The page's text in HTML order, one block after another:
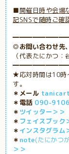
■開催日時や会場
記SNSで随時ご確
◎お問い合わせ先
（代表たにかつ：
★応対時間は10時
す。
＊メール
＊電話 090-
＊ ツイッター＞＞
＊ フェイスブック
＊ インスタグラム
＊ note(たにかつ
＞＞